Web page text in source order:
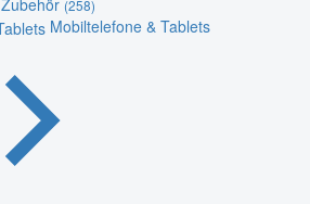
(258)
Mobiltelefone & Tablets